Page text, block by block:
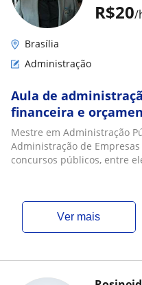
R$20/
Brasília
Administração
Aula de
financeira e
públicos
Mestre em Administração
Administração de
concursos públicos, entre
ver mais